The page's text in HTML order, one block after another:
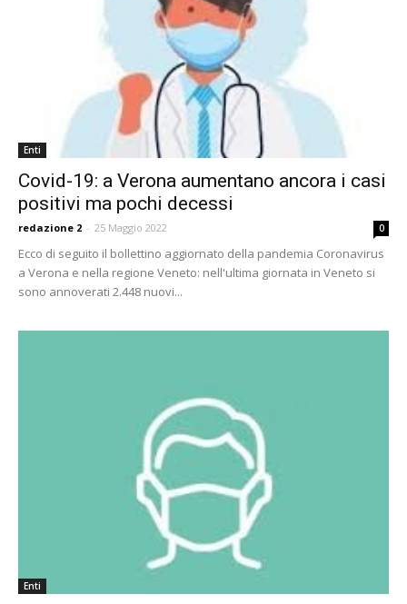
Enti
Covid-19: a Verona aumentano ancora i casi
positivi ma pochi decessi
redazione 2 - 25 Maggio 2022 0
Ecco di seguito il bollettino aggiornato della pandemia Coronavirus
a Verona e nella regione Veneto: nell'ultima giornata in Veneto si
sono annoverati 2.448 nuovi...
Enti